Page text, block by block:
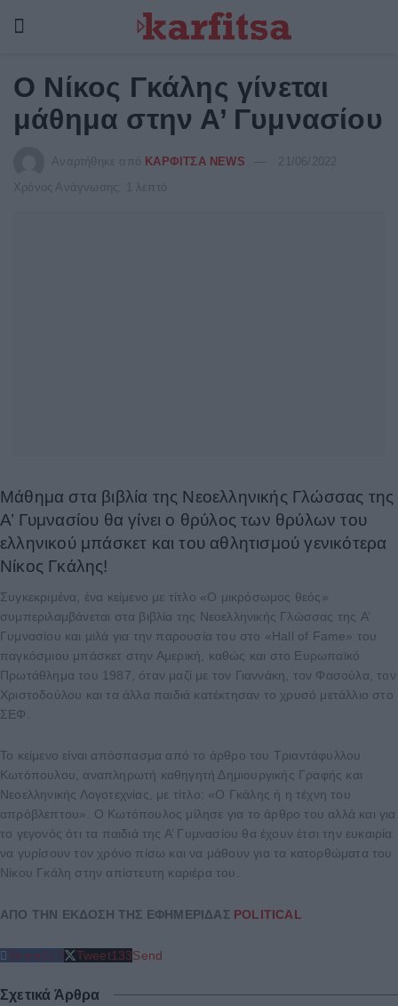
Ο Νίκος Γκάλης γίνεται
μάθημα στην Α’ Γυμνασίου
Αναρτήθηκε από ΚΑΡΦΙΤΣΑ NEWS
21/06/2022
Χρόνος Ανάγνωσης: 1 λεπτό
Μάθημα στα βιβλία της Νεοελληνικής Γλώσσας της
A’ Γυμνασίου θα γίνει ο θρύλος των θρύλων του
ελληνικού μπάσκετ και του αθλητισμού γενικότερα
Νίκος Γκάλης!
Συγκεκριμένα, ένα κείμενο με τίτλο «Ο μικρόσωμος θεός»
συμπεριλαμβάνεται στα βιβλία της Νεοελληνικής Γλώσσας της A’
Γυμνασίου και μιλά για την παρουσία του στο «Hall of Fame» του
παγκόσμιου μπάσκετ στην Αμερική, καθώς και στο Ευρωπαϊκό
Πρωτάθλημα του 1987, όταν μαζί με τον Γιαννάκη, τον Φασούλα, τον
Χριστοδούλου και τα άλλα παιδιά κατέκτησαν το χρυσό μετάλλιο στο
ΣΕΦ.
Το κείμενο είναι απόσπασμα από το άρθρο του Τριαντάφυλλου
Κωτόπουλου, αναπληρωτή καθηγητή Δημιουργικής Γραφής και
Νεοελληνικής Λογοτεχνίας, με τίτλο: «Ο Γκάλης ή η τέχνη του
απρόβλεπτου». Ο Κωτόπουλος μίλησε για το άρθρο του αλλά και για
το γεγονός ότι τα παιδιά της Α’ Γυμνασίου θα έχουν έτσι την ευκαιρία
να γυρίσουν τον χρόνο πίσω και να μάθουν για τα κατορθώματα του
Νίκου Γκάλη στην απίστευτη καριέρα του.
ΑΠΟ ΤΗΝ ΕΚΔΟΣΗ ΤΗΣ ΕΦΗΜΕΡΙΔΑΣ POLITICAL
Share213 Tweet133Send
Σχετικά Άρθρα